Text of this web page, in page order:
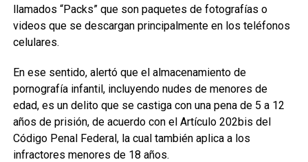
llamados “Packs” que son paquetes de fotografías o
videos que se descargan principalmente en los teléfonos
celulares.
En ese sentido, alertó que el almacenamiento de
pornografía infantil, incluyendo nudes de menores de
edad, es un delito que se castiga con una pena de 5 a 12
años de prisión, de acuerdo con el Artículo 202bis del
Código Penal Federal, la cual también aplica a los
infractores menores de 18 años.